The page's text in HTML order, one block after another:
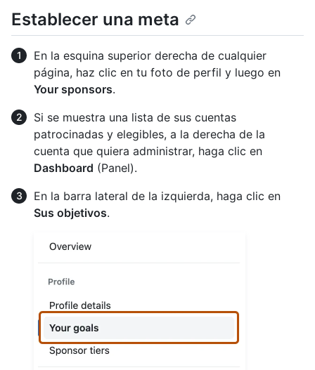
Establecer una meta
En la esquina superior derecha de cualquier
página, haz clic en tu foto de perfil y luego en
Your sponsors.
Si se muestra una lista de sus cuentas
patrocinadas y elegibles, a la derecha de la
cuenta que quiera administrar, haga clic en
Dashboard (Panel).
En la barra lateral de la izquierda, haga clic en
Sus objetivos.